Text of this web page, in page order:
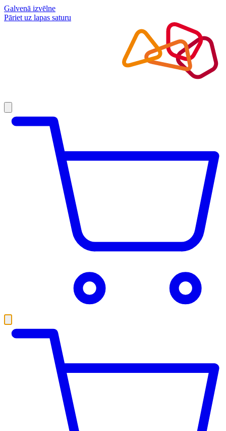
Galvenā izvēlne
Pāriet uz lapas saturu